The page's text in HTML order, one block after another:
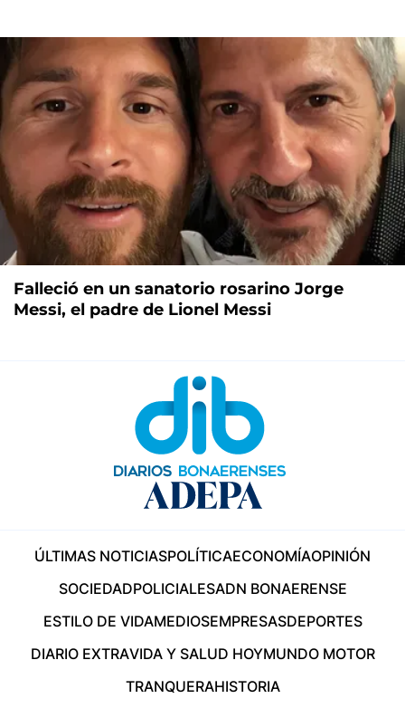
Falleció en un sanatorio rosarino Jorge
Messi, el padre de Lionel Messi
ÚLTIMAS NOTICIASPOLÍTICAECONOMÍAOPINIÓN
SOCIEDADPOLICIALESADN BONAERENSE
ESTILO DE VIDAMEDIOSEMPRESASDEPORTES
DIARIO EXTRAVIDA Y SALUD HOYMUNDO MOTOR
TRANQUERAHISTORIA